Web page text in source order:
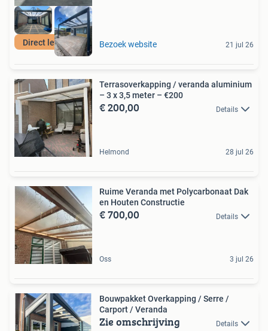
Direct leverbaar Bezoek website 21 jul 26
Terrasoverkapping / veranda aluminium
– 3 x 3,5 meter – €200
€ 200,00 Details
Helmond 28 jul 26
Ruime Veranda met Polycarbonaat Dak
en Houten Constructie
€ 700,00 Details
Oss 3 jul 26
Bouwpakket Overkapping / Serre /
Carport / Veranda
Zie omschrijving Details